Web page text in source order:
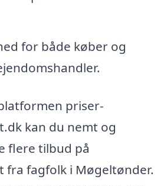
for både køber og
priser-
kan du nemt og
flere tilbud på
fagfolk i Møgeltønder.